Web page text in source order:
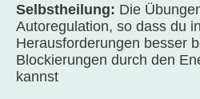
Selbstheilung: Die
Autoregulation, so dass du
Herausforderungen besser
Blockierungen durch den
kannst